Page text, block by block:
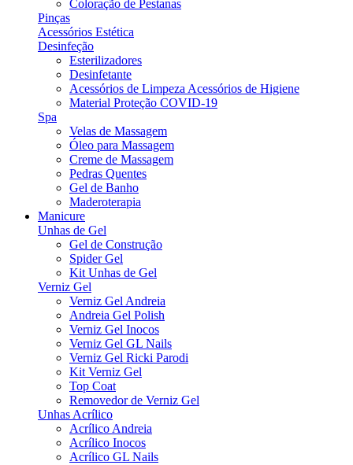
Coloração de Pestanas
Pinças
Acessórios Estética
Desinfeção
Esterilizadores
Desinfetante
Acessórios de Limpeza Acessórios de Higiene
Material Proteção COVID-19
Spa
Velas de Massagem
Óleo para Massagem
Creme de Massagem
Pedras Quentes
Gel de Banho
Maderoterapia
Manicure
Unhas de Gel
Gel de Construção
Spider Gel
Kit Unhas de Gel
Verniz Gel
Verniz Gel Andreia
Andreia Gel Polish
Verniz Gel Inocos
Verniz Gel GL Nails
Verniz Gel Ricki Parodi
Kit Verniz Gel
Top Coat
Removedor de Verniz Gel
Unhas Acrílico
Acrílico Andreia
Acrílico Inocos
Acrílico GL Nails